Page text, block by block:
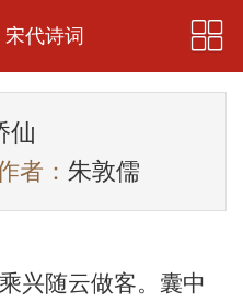
代诗词
仙
者： 朱敦儒
兴随云做客。囊中